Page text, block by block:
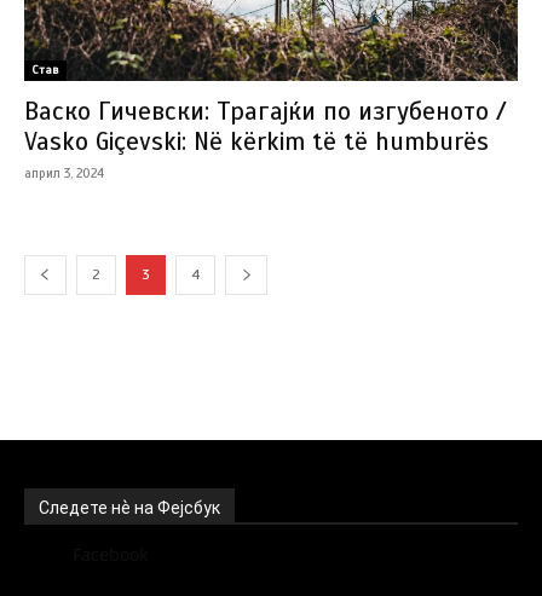
Став
Васко Гичевски: Трагајќи по изгубеното /
Vasko Giçevski: Në kërkim të të humburës
април 3, 2024
2 3 4
Следете нѐ на Фејсбук